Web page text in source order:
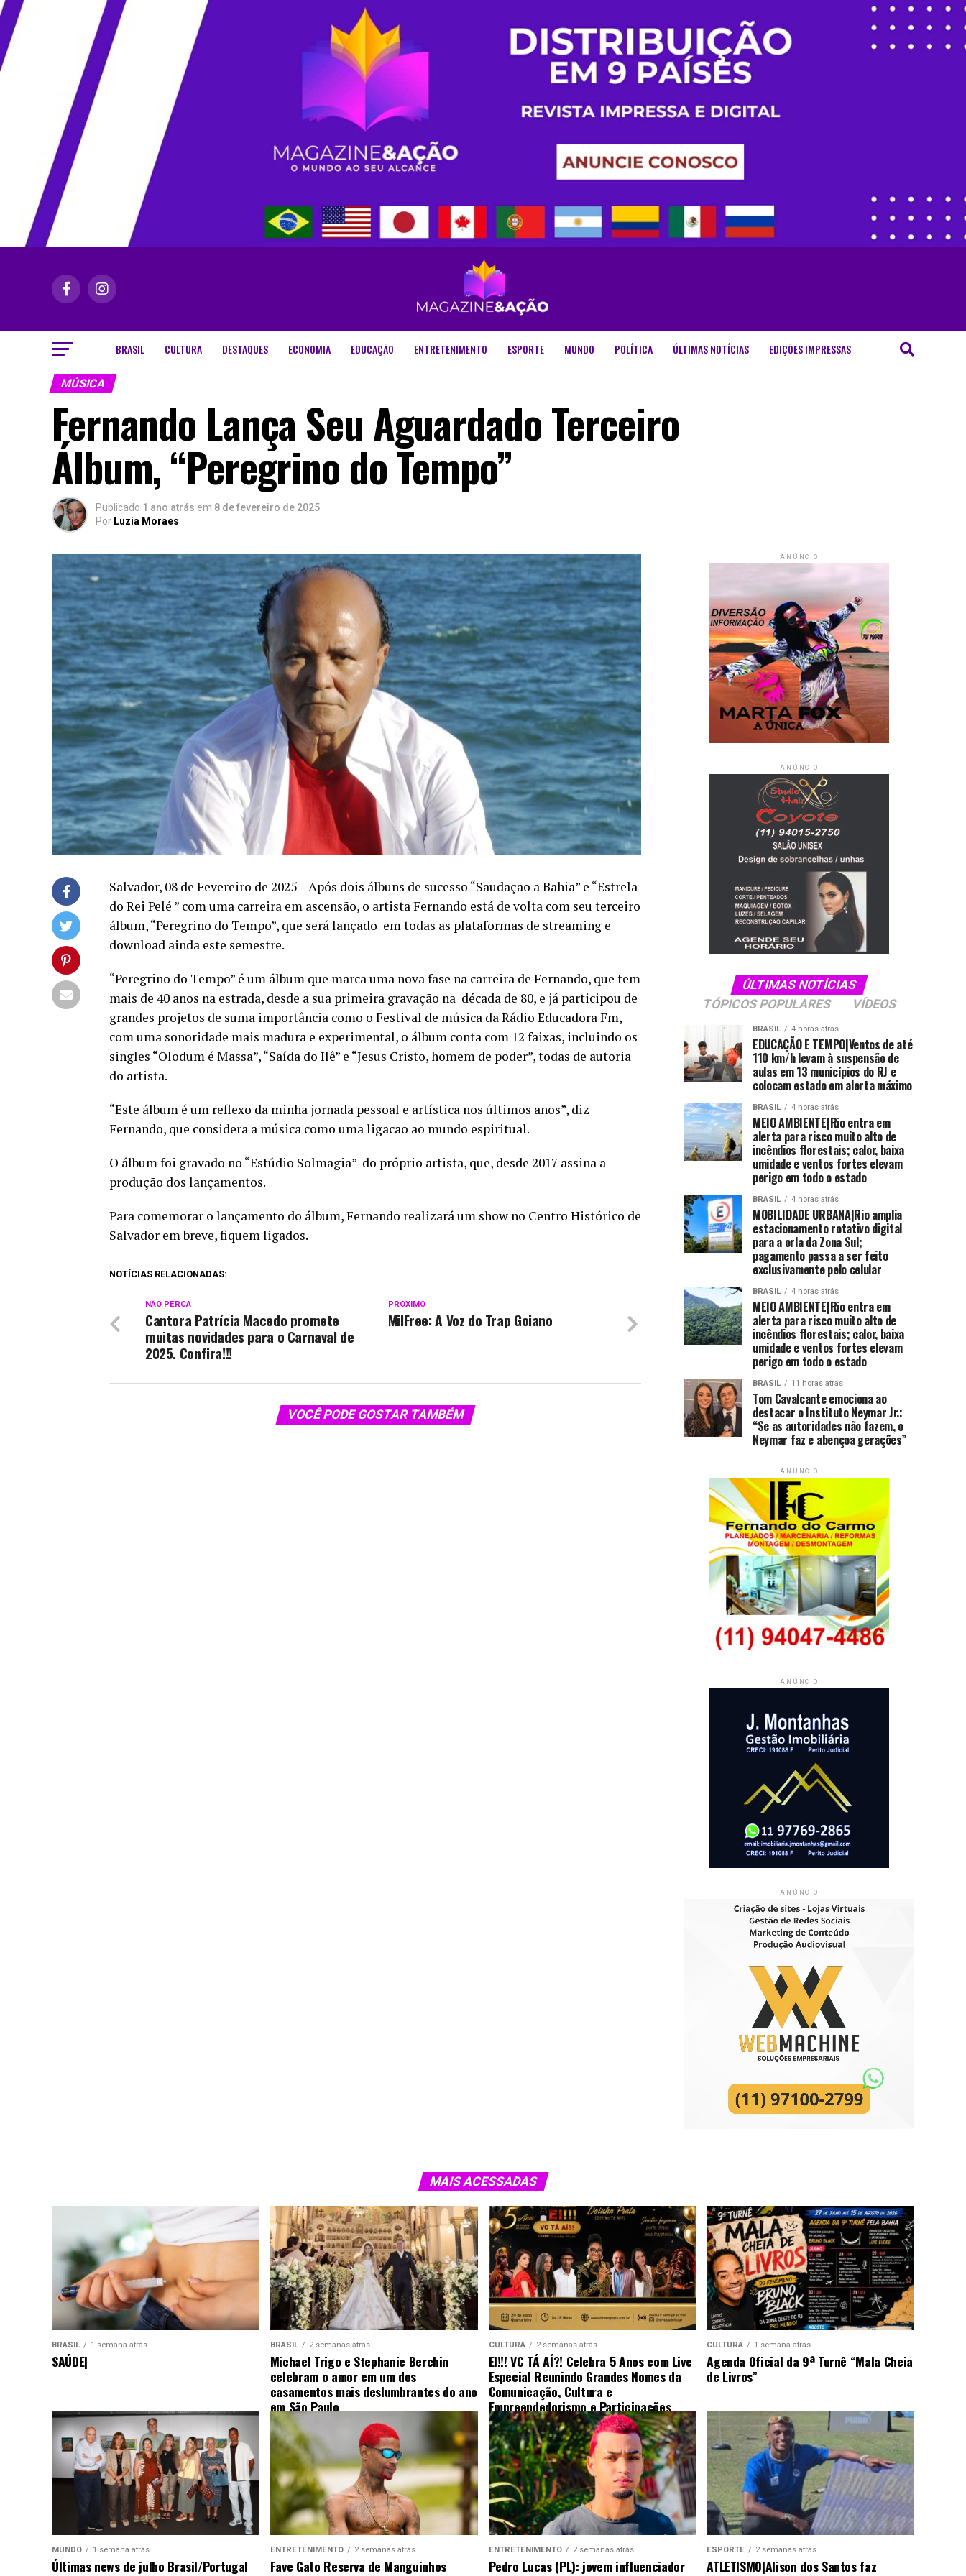
BRASIL CULTURA DESTAQUES ECONOMIA EDUCAÇÃO ENTRETENIMENTO ESPORTE MUNDO POLÍTICA ÚLTIMAS NOTÍCIAS EDIÇÕES IMPRESSAS
MÚSICA
Fernando Lança Seu Aguardado Terceiro
Álbum, “Peregrino do Tempo”
Publicado 1 ano atrás em 8 de fevereiro de 2025
Por Luzia Moraes
Salvador, 08 de Fevereiro de 2025 – Após dois álbuns de sucesso “Saudação a Bahia” e “Estrela
do Rei Pelé ” com uma carreira em ascensão, o artista Fernando está de volta com seu terceiro
álbum, “Peregrino do Tempo”, que será lançado em todas as plataformas de streaming e
download ainda este semestre.
“Peregrino do Tempo” é um álbum que marca uma nova fase na carreira de Fernando, que tem
mais de 40 anos na estrada, desde a sua primeira gravação na década de 80, e já participou de
grandes projetos de suma importância como o Festival de música da Rádio Educadora Fm,
com uma sonoridade mais madura e experimental, o álbum conta com 12 faixas, incluindo os
singles “Olodum é Massa”, “Saída do Ilê” e “Jesus Cristo, homem de poder”, todas de autoria
do artista.
“Este álbum é um reflexo da minha jornada pessoal e artística nos últimos anos”, diz
Fernando, que considera a música como uma ligacao ao mundo espiritual.
O álbum foi gravado no “Estúdio Solmagia” do próprio artista, que, desde 2017 assina a
produção dos lançamentos.
Para comemorar o lançamento do álbum, Fernando realizará um show no Centro Histórico de
Salvador em breve, fiquem ligados.
NOTÍCIAS RELACIONADAS:
PRÓXIMO
MilFree: A Voz do Trap Goiano
NÃO PERCA
Cantora Patrícia Macedo promete
muitas novidades para o Carnaval de
2025. Confira!!!
VOCÊ PODE GOSTAR TAMBÉM
ANÚNCIO
ANÚNCIO
ÚLTIMAS NOTÍCIAS
TÓPICOS POPULARES
VÍDEOS
BRASIL 4 horas atrás
EDUCAÇÃO E TEMPO|Ventos de até
110 km/h levam à suspensão de
aulas em 13 municípios do RJ e
colocam estado em alerta máximo
BRASIL 4 horas atrás
MEIO AMBIENTE|Rio entra em
alerta para risco muito alto de
incêndios florestais; calor, baixa
umidade e ventos fortes elevam
perigo em todo o estado
BRASIL 4 horas atrás
MOBILIDADE URBANA|Rio amplia
estacionamento rotativo digital
para a orla da Zona Sul;
pagamento passa a ser feito
exclusivamente pelo celular
BRASIL 4 horas atrás
MEIO AMBIENTE|Rio entra em
alerta para risco muito alto de
incêndios florestais; calor, baixa
umidade e ventos fortes elevam
perigo em todo o estado
BRASIL 11 horas atrás
Tom Cavalcante emociona ao
destacar o Instituto Neymar Jr.:
“Se as autoridades não fazem, o
Neymar faz e abençoa gerações”
ANÚNCIO
ANÚNCIO
ANÚNCIO
MAIS ACESSADAS
BRASIL 1 semana atrás
SAÚDE|
BRASIL 2 semanas atrás
Michael Trigo e Stephanie Berchin
celebram o amor em um dos
casamentos mais deslumbrantes do ano
em São Paulo
CULTURA 2 semanas atrás
EI!!! VC TÁ AÍ?! Celebra 5 Anos com Live
Especial Reunindo Grandes Nomes da
Comunicação, Cultura e
Empreendedorismo e Participações
Surpresa
CULTURA 1 semana atrás
Agenda Oficial da 9ª Turnê “Mala Cheia
de Livros”
MUNDO 1 semana atrás
Últimas news de julho Brasil/Portugal
ENTRETENIMENTO 2 semanas atrás
Fave Gato Reserva de Manguinhos
ENTRETENIMENTO 2 semanas atrás
Pedro Lucas (PL): jovem influenciador
ESPORTE 2 semanas atrás
ATLETISMO|Alison dos Santos faz